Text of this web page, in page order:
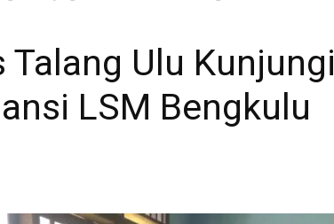
Talang Ulu Kunjungi
LSM Bengkulu